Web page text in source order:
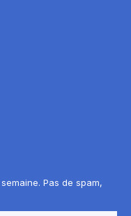
Pas de spam,